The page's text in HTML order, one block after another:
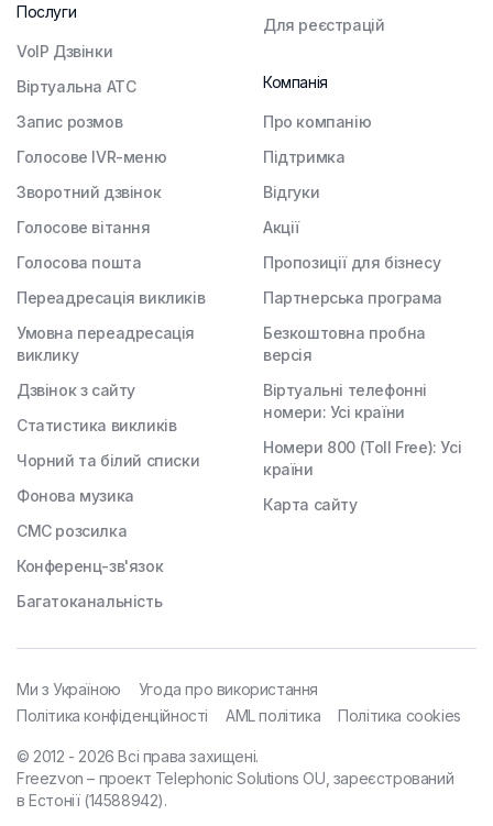
Послуги
VoIP Дзвінки
Віртуальна АТС
Запис розмов
Голосове IVR-меню
Зворотний дзвінок
Голосове вітання
Голосова пошта
Переадресація викликів
Умовна переадресація
виклику
Дзвінок з сайту
Статистика викликів
Чорний та білий списки
Фонова музика
СМС розсилка
Конференц-зв'язок
Багатоканальність
Для реєстрацій
Компанія
Про компанію
Підтримка
Відгуки
Акції
Пропозиції для бізнесу
Партнерська програма
Безкоштовна пробна
версія
Віртуальні телефонні
номери: Усі країни
Номери 800 (Toll Free): Усі
країни
Карта сайту
Ми з Україною
Угода про використання
Політика конфіденційності
AML політика Політика cookies
© 2012 - 2026 Всі права захищені.
Freezvon – проект Telephonic Solutions OU, зареєстрований
в Естонії (14588942).